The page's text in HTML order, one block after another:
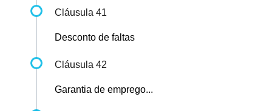
Cláusula 41
Desconto de faltas
Cláusula 42
Garantia de emprego...